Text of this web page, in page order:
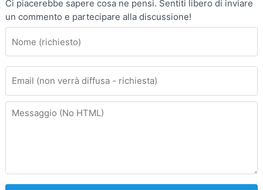
Ci piacerebbe sapere cosa ne pensi. Sentiti libero di inviare
un commento e partecipare alla discussione!